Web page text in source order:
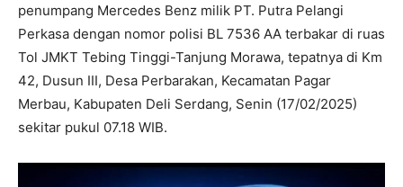
penumpang Mercedes Benz milik PT. Putra Pelangi
Perkasa dengan nomor polisi BL 7536 AA terbakar di ruas
Tol JMKT Tebing Tinggi-Tanjung Morawa, tepatnya di Km
42, Dusun III, Desa Perbarakan, Kecamatan Pagar
Merbau, Kabupaten Deli Serdang, Senin (17/02/2025)
sekitar pukul 07.18 WIB.